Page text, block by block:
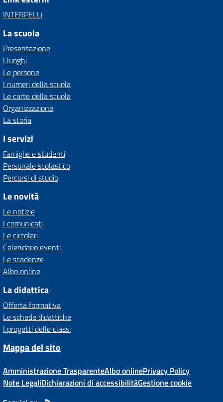
INTERPELLi
La scuola
Presentazione
I luoghi
Le persone
I numeri della scuola
Le carte della scuola
Organizzazione
La storia
I servizi
Famiglie e studenti
Personale scolastico
Percorsi di studio
Le novità
Le notizie
I comunicati
Le circolari
Calendario eventi
Le scadenze
Albo online
La didattica
Offerta formativa
Le schede didattiche
I progetti delle classi
Mappa del sito
Amministrazione TrasparenteAlbo onlinePrivacy Policy
Note LegaliDichiarazioni di accessibilitàGestione cookie